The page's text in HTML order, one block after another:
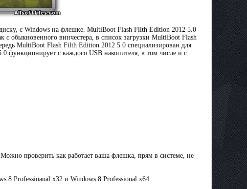
с Windows на флешке. MultiBoot Flash Filth Edition 2012 5.0
с обыкновенного винчестера, в список загрузки MultiBoot Flash
MultiBoot Flash Filth Edition 2012 5.0 специализирован для
функционирует с каждого USB накопителя, в том числе и с
проверить как работает ваша флешка, прям в системе, не
8 Professioanal x32 и Windows 8 Professional x64